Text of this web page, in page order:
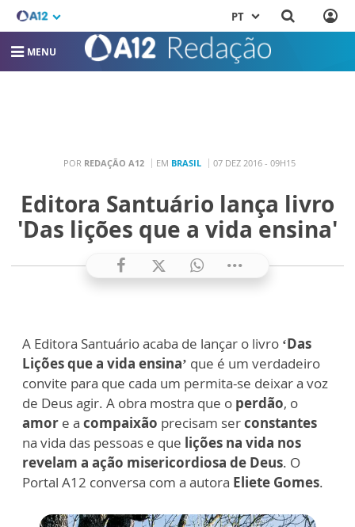
PT
MENU
POR REDAÇÃO A12 EM BRASIL 07 DEZ 2016 - 09H15
Editora Santuário lança livro
'Das lições que a vida ensina'
A Editora Santuário acaba de lançar o livro ‘Das
Lições que a vida ensina’ que é um verdadeiro
convite para que cada um permita-se deixar a voz
de Deus agir. A obra mostra que o perdão, o
amor e a compaixão precisam serconstantes
na vida das pessoas e que lições na vida nos
revelam a ação misericordiosa de Deus. O
Portal A12 conversa com a autora Eliete Gomes.